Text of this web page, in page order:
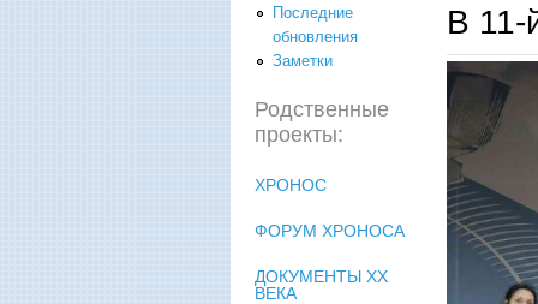
В 11-
Последние
обновления
Заметки
Родственные
проекты:
ХРОНОС
ФОРУМ ХРОНОСА
ДОКУМЕНТЫ XX
ВЕКА